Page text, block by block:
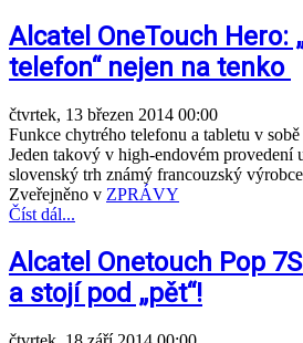
Alcatel OneTouch Hero:
telefon“ nejen na tenko
čtvrtek, 13 březen 2014 00:00
Funkce chytrého telefonu a tabletu v
Jeden takový v high-endovém provedení
slovenský trh známý francouzský
Zveřejněno v ZPRÁVY
Číst dál...
Alcatel Onetouch Pop
a stojí pod „pět“!